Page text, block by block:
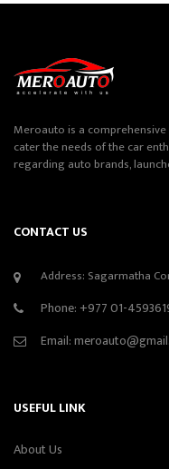
Meroauto is a
cater the needs of the car
regarding auto brands,
CONTACT US
Address: Sagarmatha
Phone: +977 01-
Email:
USEFUL LINK
About Us